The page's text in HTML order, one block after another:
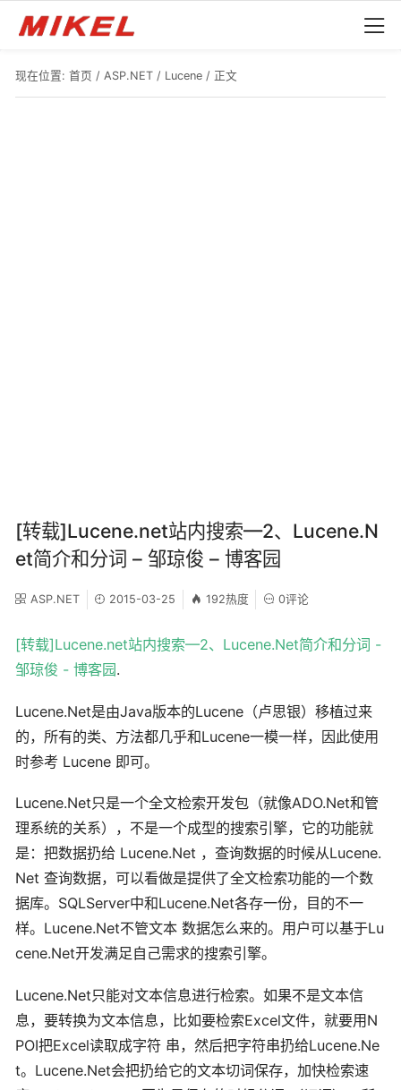
现在位置: 首页 / ASP.NET / Lucene / 正文
[转载]Lucene.net站内搜索—2、Lucene.N
et简介和分词 – 邹琼俊 – 博客园
ASP.NET 2015-03-25 192热度 0评论
[转载]Lucene.net站内搜索—2、Lucene.Net简介和分词 -
邹琼俊 - 博客园.
Lucene.Net是由Java版本的Lucene（卢思银）移植过来
的，所有的类、方法都几乎和Lucene一模一样，因此使用
时参考 Lucene 即可。
Lucene.Net只是一个全文检索开发包（就像ADO.Net和管
理系统的关系），不是一个成型的搜索引擎，它的功能就
是：把数据扔给 Lucene.Net ，查询数据的时候从Lucene.
Net 查询数据，可以看做是提供了全文检索功能的一个数
据库。SQLServer中和Lucene.Net各存一份，目的不一
样。Lucene.Net不管文本 数据怎么来的。用户可以基于Lu
cene.Net开发满足自己需求的搜索引擎。
Lucene.Net只能对文本信息进行检索。如果不是文本信
息，要转换为文本信息，比如要检索Excel文件，就要用N
POI把Excel读取成字符 串，然后把字符串扔给Lucene.Ne
t。Lucene.Net会把扔给它的文本切词保存，加快检索速